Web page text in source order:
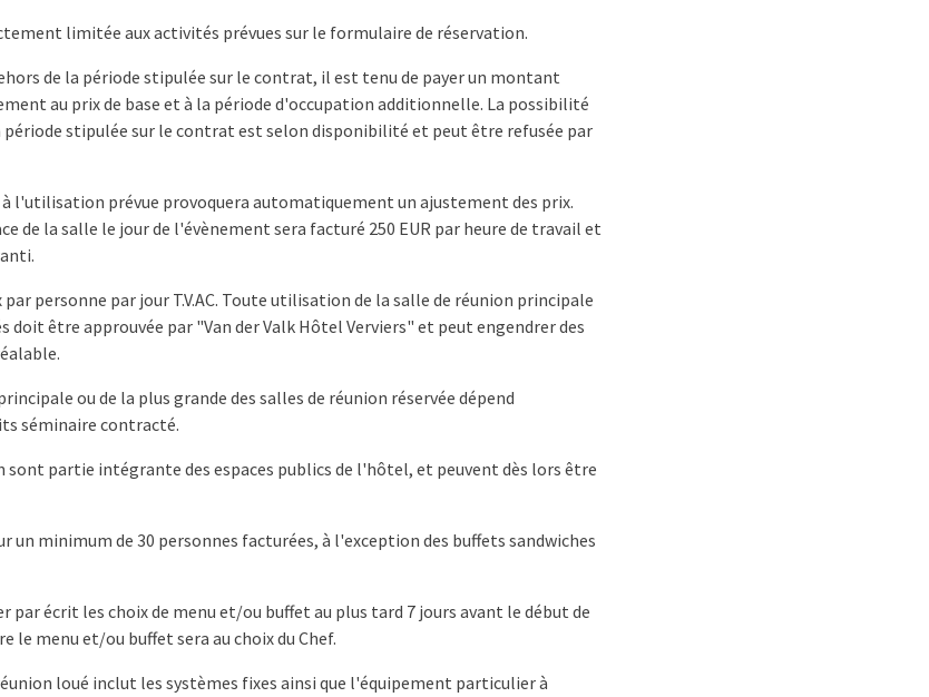
limitée aux activités prévues sur le formulaire de réservation.
de la période stipulée sur le contrat, il est tenu de payer un montant
au prix de base et à la période d'occupation additionnelle. La possibilité
période stipulée sur le contrat est selon disponibilité et peut être refusée par
l'utilisation prévue provoquera automatiquement un ajustement des prix.
de la salle le jour de l'évènement sera facturé 250 EUR par heure de travail et
personne par jour T.V.AC. Toute utilisation de la salle de réunion principale
doit être approuvée par "Van der Valk Hôtel Verviers" et peut engendrer des
ou de la plus grande des salles de réunion réservée dépend
séminaire contracté.
sont partie intégrante des espaces publics de l'hôtel, et peuvent dès lors être
un minimum de 30 personnes facturées, à l'exception des buffets sandwiches
par écrit les choix de menu et/ou buffet au plus tard 7 jours avant le début de
le menu et/ou buffet sera au choix du Chef.
loué inclut les systèmes fixes ainsi que l'équipement particulier à